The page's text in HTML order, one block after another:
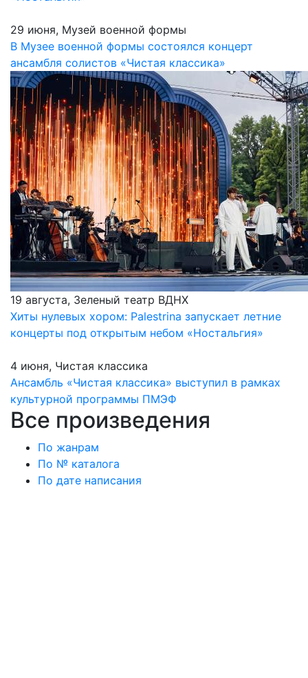
29 июня, Музей военной формы
В Музее военной формы состоялся концерт
ансамбля солистов «Чистая классика»
19 августа, Зеленый театр ВДНХ
Хиты нулевых хором: Palestrina запускает летние
концерты под открытым небом «Ностальгия»
4 июня, Чистая классика
Ансамбль «Чистая классика» выступил в рамках
культурной программы ПМЭФ
Все произведения
По жанрам
По № каталога
По дате написания